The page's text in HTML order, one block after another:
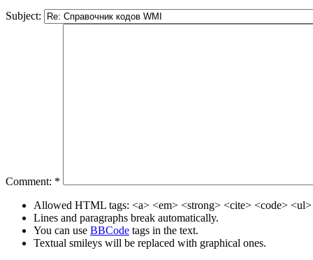
Subject:
Comment: *
Allowed HTML tags: <a> <em> <strong> <cite> <code>
Lines and paragraphs break automatically.
You can use BBCode tags in the text.
Textual smileys will be replaced with graphical ones.